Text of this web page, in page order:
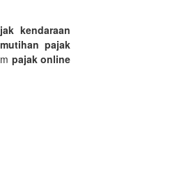
kendaraan
pajak
pajak online